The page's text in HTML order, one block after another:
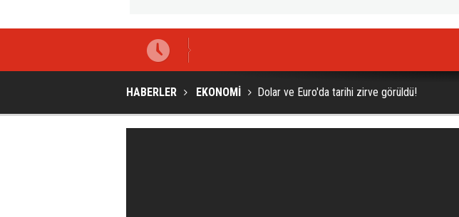
HABERLER EKONOMİ Dolar ve Euro'da tarihi zirve görüldü!